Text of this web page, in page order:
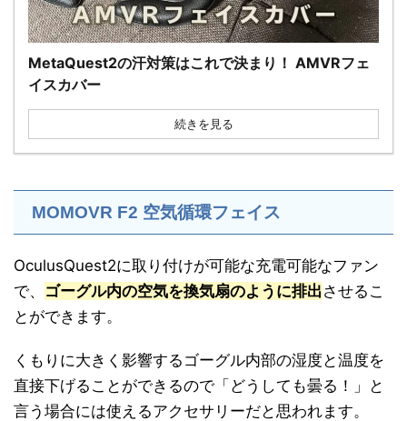
MetaQuest2の汗対策はこれで決まり！ AMVRフェ
イスカバー
続きを見る
MOMOVR F2 空気循環フェイス
OculusQuest2に取り付けが可能な充電可能なファン
で、 ゴーグル内の空気を換気扇のように排出 させるこ
とができます。
くもりに大きく影響するゴーグル内部の湿度と温度を
直接下げることができるので「どうしても曇る！」と
言う場合には使えるアクセサリーだと思われます。